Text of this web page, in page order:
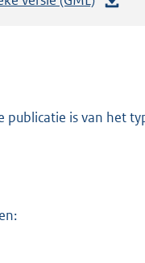
is van het